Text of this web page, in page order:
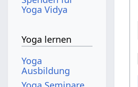
Yoga Vidya
Yoga lernen
Yoga
Ausbildung